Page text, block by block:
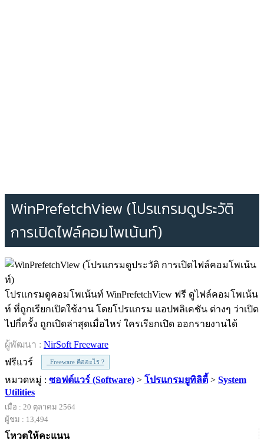
WinPrefetchView (โปรแกรมดูประวัติ
การเปิดไฟล์คอมโพเน้นท์)
โปรแกรมดูคอมโพเน้นท์ WinPrefetchView ฟรี ดูไฟล์คอมโพเน้น
ท์ ที่ถูกเรียกเปิดใช้งาน โดยโปรแกรม แอปพลิเคชัน ต่างๆ ว่าเปิด
ไปกี่ครั้ง ถูกเปิดล่าสุดเมื่อไหร่ ใครเรียกเปิด ออกรายงานได้
ผู้พัฒนา : NirSoft Freeware
ฟรีแวร์
Freeware คืออะไร ?
หมวดหมู่ : ซอฟต์แวร์ (Software) > โปรแกรมยูทิลิตี้ > System
Utilities
เมื่อ : 20 ตุลาคม 2564
ผู้ชม : 13,494
โหวตให้คะแนน